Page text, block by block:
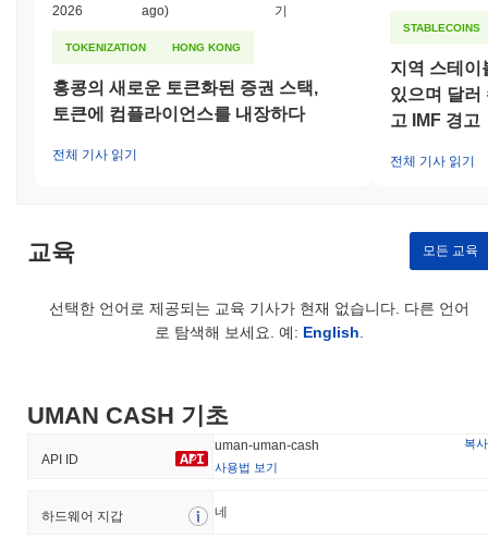
2026
ago)
기
TOKENIZATION HONG KONG
홍콩의 새로운 토큰화된 증권 스택,
토큰에 컴플라이언스를 내장하다
전체 기사 읽기
STABLECOINS
지역 스테이
있으며 달러
고 IMF 경고
전체 기사 읽기
교육 모든 교육
선택한 언어로 제공되는 교육 기사가 현재 없습니다. 다른 언어
로 탐색해 보세요. 예: English
UMAN CASH 기초
API ID
uman-uman-cash
복사
사용법 보기
하드웨어 지갑 네